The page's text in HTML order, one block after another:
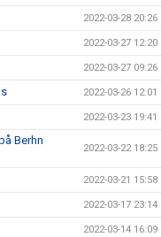
2022-03-28 20:26
2022-03-27 12:20
2022-03-27 09:26
2022-03-26 12:01
2022-03-23 19:41
Berhn
2022-03-22 18:25
2022-03-21 15:58
2022-03-17 23:14
2022-03-14 16:09